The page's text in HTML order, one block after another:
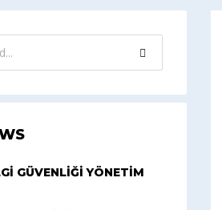
GÜVENLİĞİ YÖNETİM